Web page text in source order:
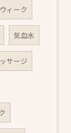
ィーク
気血水
サージ